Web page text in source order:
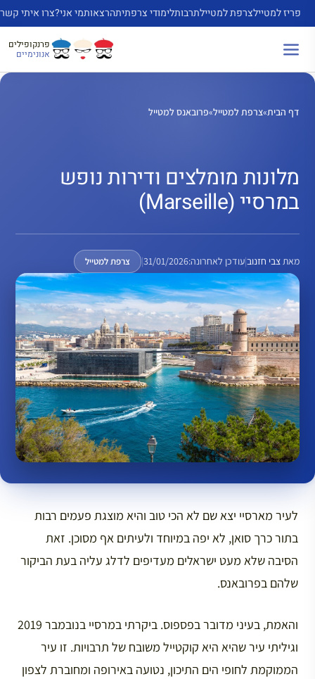
לדלג
לתוכן
פריז למטיילצרפת למטיילתרבותלימודי צרפתיתהרצאותמי אני?צרו איתי קשר
פרנקופילים
אנונימיים
דף הבית»צרפת למטייל»פרובאנס למטייל
מלונות מומלצים ודירות נופש
במרסיי (Marseille)
מאתצבי חזנוב|עודכן לאחרונה:31/01/2026
| צרפת למטייל
לעיר מארסיי יצא שם לא הכי טוב והיא מוצגת פעמים רבות
בתור כרך סואן, לא יפה במיוחד ולעיתים אף מסוכן. זאת
הסיבה שלא מעט ישראלים מעדיפים לדלג עליה בעת הביקור
שלהם בפרובאנס.
והאמת, בעיני מדובר בפספוס. ביקרתי במרסיי בנובמבר 2019
וגיליתי עיר שהיא היא קוקטייל משובח של תרבויות. זו עיר
הממוקמת לחופי הים התיכון, נטועה באירופה ומחוברת לצפון